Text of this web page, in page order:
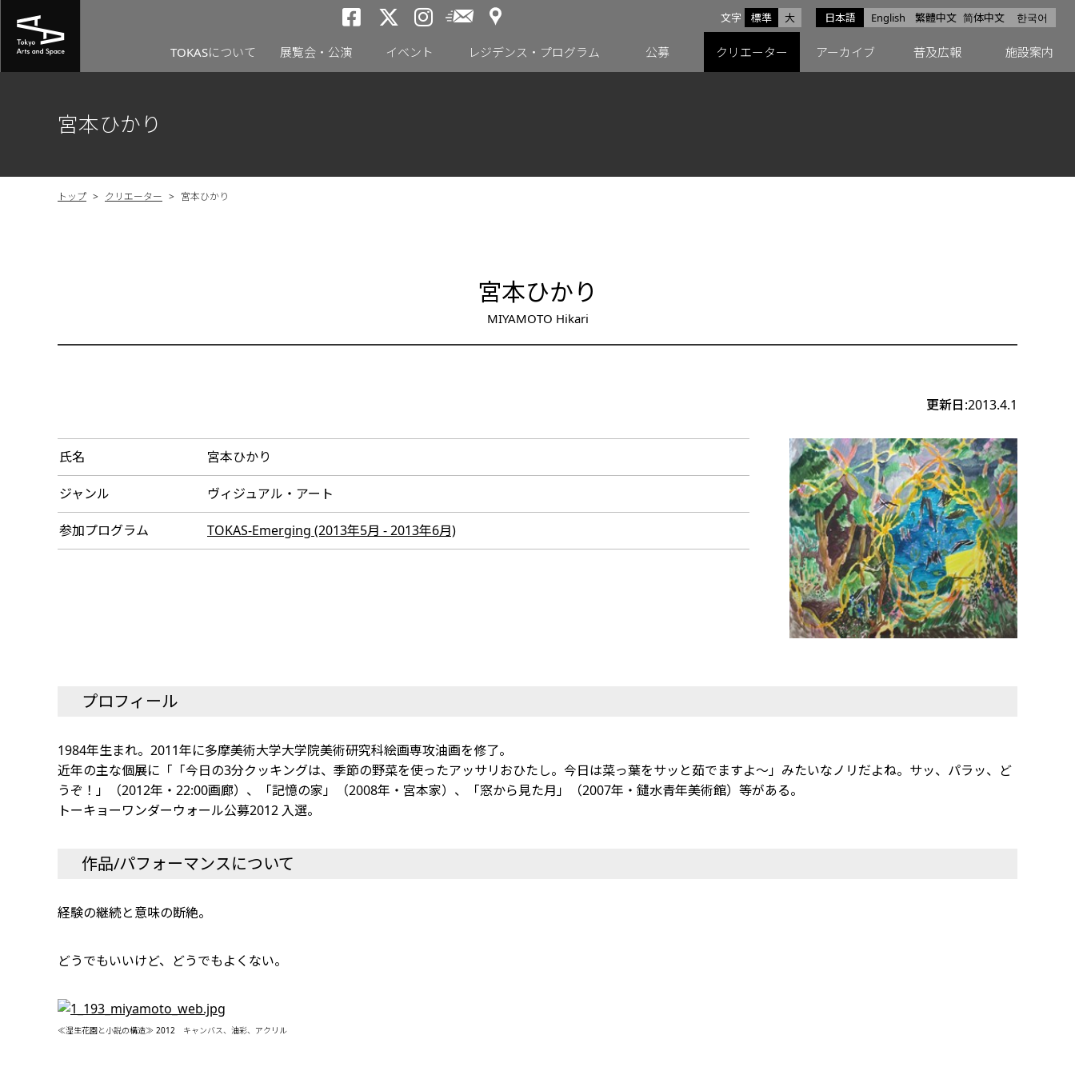
日本語 English 繁體中文 简体中文 한국어
文字サイズ
標準 大
トーキョーアーツアンドスペースfacebook
トーキョーアーツアンドスペースX
トーキョーアーツアンドスペースInstagram
メールニュース
アクセス
TOKASについて 展覧会・公演 イベント レジデンス・プログラム 公募 クリエーター アーカイブ 普及広報 施設案内
宮本ひかり
トップ > クリエーター > 宮本ひかり
宮本ひかり
MIYAMOTO Hikari
更新日:2013.4.1
氏名 宮本ひかり
ジャンル ヴィジュアル・アート
参加プログラム TOKAS-Emerging (2013年5月 - 2013年6月)
プロフィール
1984年生まれ。2011年に多摩美術大学大学院美術研究科絵画専攻油画を修了。
近年の主な個展に「「今日の3分クッキングは、季節の野菜を使ったアッサリおひたし。今日は菜っ葉をサッと茹でますよ～」みたいなノリだよね。サッ、パラッ、ど
うぞ！」（2012年・22:00画廊）、「記憶の家」（2008年・宮本家）、「窓から見た月」（2007年・鑓水青年美術館）等がある。
トーキョーワンダーウォール公募2012 入選。
作品/パフォーマンスについて
経験の継続と意味の断絶。
どうでもいいけど、どうでもよくない。
≪湿生花園と小説の構造≫ 2012 キャンバス、油彩、アクリル